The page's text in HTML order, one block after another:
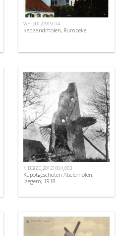
WH_20120919_04
Kadzandmolen, Rumbeke
KIBGIZE_20121004_003
Kapotgeschoten Abelemolen,
Izegem, 1918